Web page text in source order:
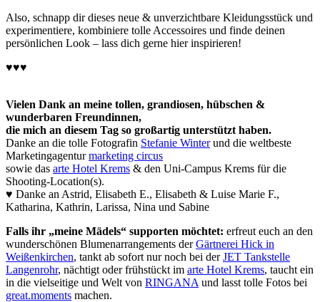
Also, schnapp dir dieses neue & unverzichtbare Kleidungsstück und
experimentiere, kombiniere tolle Accessoires und finde deinen
persönlichen Look – lass dich gerne hier inspirieren!
♥♥♥
Vielen Dank an meine tollen, grandiosen, hübschen &
wunderbaren Freundinnen,
die mich an diesem Tag so großartig unterstützt haben.
Danke an die tolle Fotografin Stefanie Winterund die weltbeste
Marketingagenturmarketing circus
sowie das arte Hotel Krems & den Uni-Campus Krems für die
Shooting-Location(s).
♥ Danke an Astrid, Elisabeth E., Elisabeth & Luise Marie F.,
Katharina, Kathrin, Larissa, Nina und Sabine
Falls ihr „meine Mädels“ supporten möchtet: erfreut euch an den
wunderschönen Blumenarrangements derGärtnerei Hick in
Weißenkirchen, tankt ab sofort nur noch bei derJET Tankstelle
Langenrohr, nächtigt oder frühstückt im arte Hotel Krems, taucht ein
in die vielseitige und Welt von RINGANA und lasst tolle Fotos bei
great.moments machen.